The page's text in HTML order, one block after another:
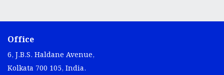
Office
6, J.B.S. Haldane Avenue,
Kolkata 700 105, India.